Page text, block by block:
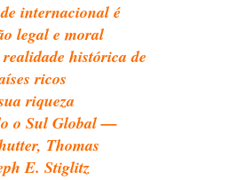
internacional é
legal e moral
histórica de
ricos
riqueza
o Sul Global —
Thomas
E. Stiglitz